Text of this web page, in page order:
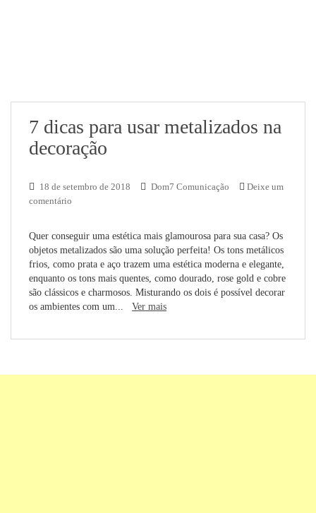
7 dicas para usar metalizados na
decoração
18 de setembro de 2018 Dom7 Comunicação
Deixe um
comentário
Quer conseguir uma estética mais glamourosa para sua casa? Os
objetos metalizados são uma solução perfeita! Os tons metálicos
frios, como prata e aço trazem uma estética moderna e elegante,
enquanto os tons mais quentes, como dourado, rose gold e cobre
são clássicos e charmosos. Misturando os dois é possível decorar
os ambientes com um... Ver mais